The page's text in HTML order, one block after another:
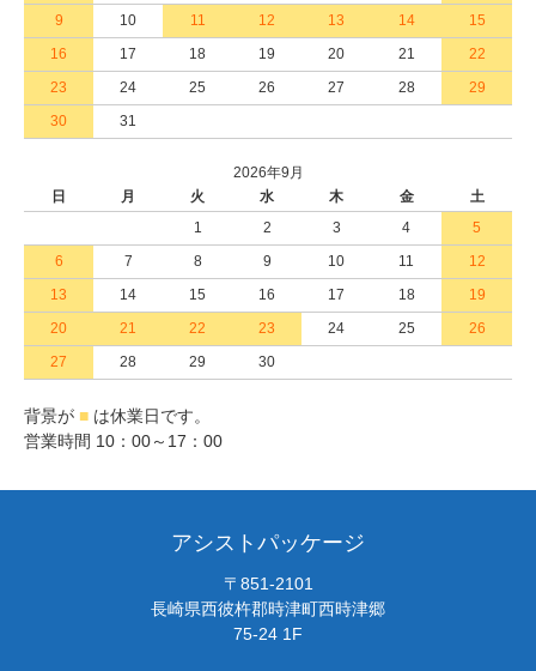
9
10 11 12 13 14
15
16
17 18 19 20 21
22
23
24 25 26 27 28
29
30
31
2026年9月
日
月 火 水 木 金
土
1
2 3 4
5
6
7 8 9 10 11
12
13
14 15 16 17 18
19
20
21 22 23 24 25
26
27
28 29 30
背景が ■ は休業日です。
営業時間 10：00～17：00
アシストパッケージ
〒851-2101
長崎県西彼杵郡時津町西時津郷
75-24 1F